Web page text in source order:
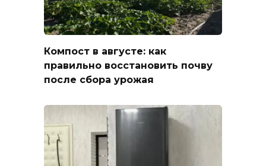
Компост в августе: как
правильно восстановить почву
после сбора урожая